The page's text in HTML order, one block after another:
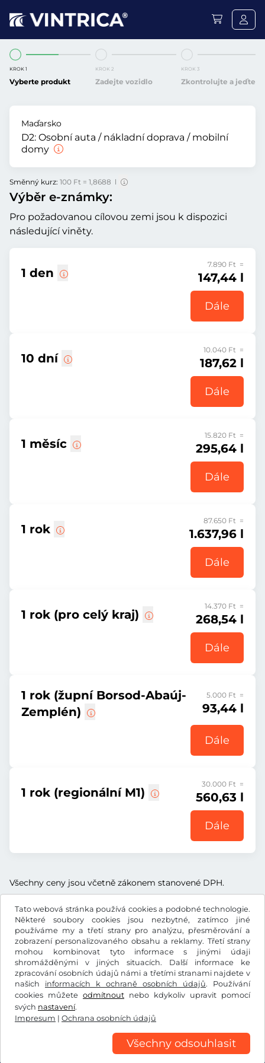
Tato webová stránka používá cookies a podobné technologie.
Některé soubory cookies jsou nezbytné, zatímco jiné
používáme my a třetí strany pro analýzu, přesměrování a
zobrazení personalizovaného obsahu a reklamy. Třetí strany
mohou kombinovat tyto informace s jinými údaji
shromážděnými v jiných situacích. Další informace ke
zpracování osobních údajů námi a třetími stranami najdete v
našich informacích k ochraně osobních údajů. Používání
cookies můžete odmítnout nebo kdykoliv upravit pomocí
svých nastavení.
Impresum | Ochrana osobních údajů
Všechny odsouhlasit
KROK 1
Vyberte produkt
KROK 2
Zadejte vozidlo
KROK 3
Zkontrolujte a jeďte
Maďarsko
D2: Osobní auta / nákladní doprava / mobilní
domy
Směnný kurz: 100 Ft = 1,8688 l
Výběr e-známky:
Pro požadovanou cílovou zemi jsou k dispozici
následující viněty.
1 den
7.890 Ft =
147,44 l
Dále
10 dní
10.040 Ft =
187,62 l
Dále
1 měsíc
15.820 Ft =
295,64 l
Dále
1 rok
87.650 Ft =
1.637,96 l
Dále
1 rok (pro celý kraj)
14.370 Ft =
268,54 l
Dále
1 rok (župní Borsod-Abaúj-
Zemplén)
5.000 Ft =
93,44 l
Dále
1 rok (regionální M1)
30.000 Ft =
560,63 l
Dále
Všechny ceny jsou včetně zákonem stanovené DPH.
RON
Facebook Instagram
Všeobecné obchodní podmínky / Právo na odstoupení od
smlouvy
Nastavení cookies Impresum